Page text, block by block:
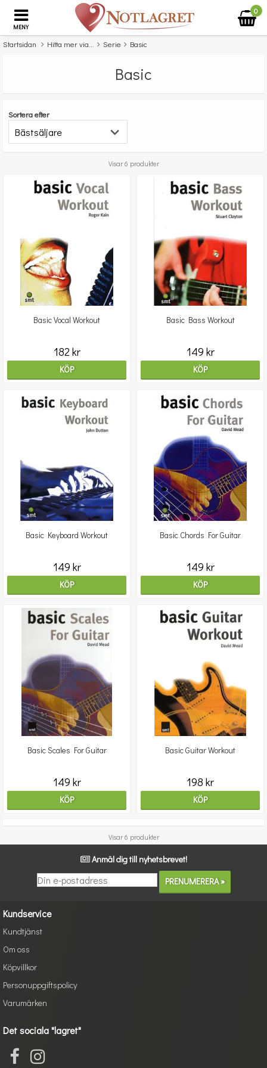
MENY
0
Startsidan Hitta mer via... Serie Basic
Basic
Sortera efter
Visar 6 produkter
Basic Vocal Workout
182 kr
KÖP
Basic Bass Workout
149 kr
KÖP
Basic Keyboard Workout
149 kr
KÖP
Basic Chords For Guitar
149 kr
KÖP
Basic Scales For Guitar
149 kr
KÖP
Basic Guitar Workout
198 kr
KÖP
Visar 6 produkter
Anmäl dig till nyhetsbrevet!
Kundservice
Kundtjänst
Om oss
Köpvillkor
Personuppgiftspolicy
Varumärken
Det sociala "lagret"